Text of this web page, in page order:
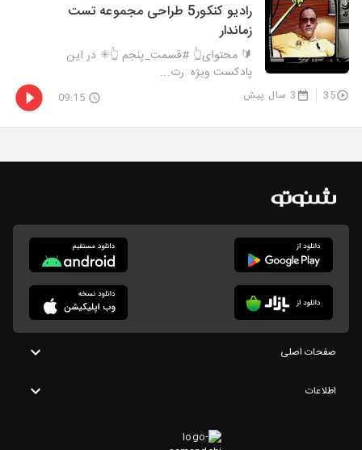
رادیو کنکور5 طراحی مجموعه تست
زماندار
🔰 محتوای👆 #قسمت_پنجم 👆✳️ در این
پادکست ویژه رت...
35 3 سال پیش 09:15
صفحات اصلی
اطلاعات